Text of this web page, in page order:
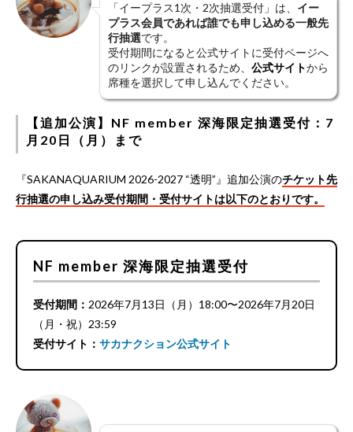
「イープラス1次・2次抽選受付」は、 イー
プラス会員であれば誰でも申し込める一般先
行抽選です。
受付期間になると公式サイトに受付ページへ
のリンクが設置されるため、 公式サイトから
席種を選択して申し込んでください。
【追加公演】NF member 深海限定抽選受付：7
月20日（月）まで
『SAKANAQUARIUM 2026-2027 “透明”』追加公演のチケット先
行抽選の申し込み受付期間・受付サイトは以下のとおりです。
NF member 深海限定抽選受付
受付期間： 2026年7月13日（月）18:00〜2026年7月20日
（月・祝）23:59
受付サイト： サカナクション公式サイト